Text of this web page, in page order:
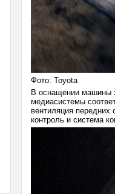
Фото: Toyota
В оснащении машины
медиасистемы
вентиляция
контроль и система